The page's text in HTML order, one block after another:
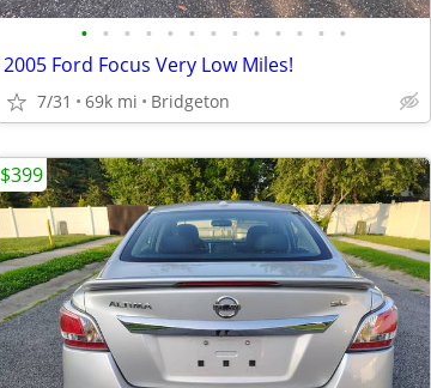
• • • • • • • • • • • • •
2005 Ford Focus Very Low Miles!
7/31 69k mi Bridgeton
$399